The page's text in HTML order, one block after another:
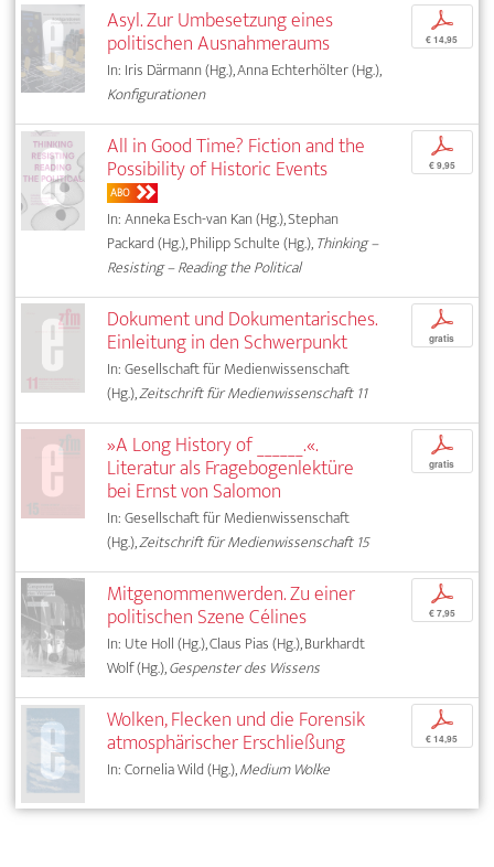
Asyl. Zur Umbesetzung eines
politischen Ausnahmeraums
In: Iris Därmann (Hg.), Anna Echterhölter (Hg.),
Konfigurationen
p
€ 14,95
All in Good Time? Fiction and the
Possibility of Historic Events
ABO
In: Anneka Esch-van Kan (Hg.), Stephan
Packard (Hg.), Philipp Schulte (Hg.),Thinking –
Resisting – Reading the Political
p
€ 9,95
Dokument und Dokumentarisches.
Einleitung in den Schwerpunkt
In: Gesellschaft für Medienwissenschaft
(Hg.),Zeitschrift für Medienwissenschaft 11
p
gratis
»A Long History of ______.«.
Literatur als Fragebogenlektüre
bei Ernst von Salomon
In: Gesellschaft für Medienwissenschaft
(Hg.),Zeitschrift für Medienwissenschaft 15
p
gratis
Mitgenommenwerden. Zu einer
politischen Szene Célines
In: Ute Holl (Hg.), Claus Pias (Hg.), Burkhardt
Wolf (Hg.),Gespenster des Wissens
p
€ 7,95
Wolken, Flecken und die Forensik
atmosphärischer Erschließung
In: Cornelia Wild (Hg.),Medium Wolke
p
€ 14,95